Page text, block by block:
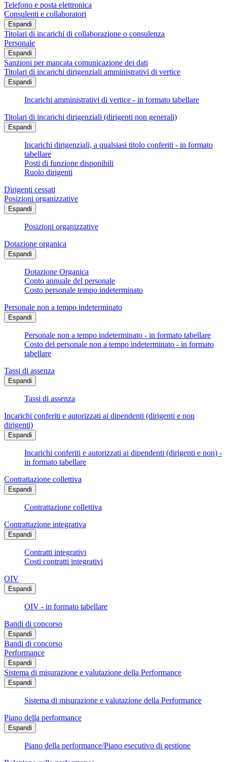
Telefono e posta elettronica
Consulenti e collaboratori
Espandi
Titolari di incarichi di collaborazione o consulenza
Personale
Espandi
Sanzioni per mancata comunicazione dei dati
Titolari di incarichi dirigenziali amministrativi di vertice
Espandi
Incarichi amministrativi di vertice - in formato tabellare
Titolari di incarichi dirigenziali (dirigenti non generali)
Espandi
Incarichi dirigenziali, a qualsiasi titolo conferiti - in formato
tabellare
Posti di funzione disponibili
Ruolo dirigenti
Dirigenti cessati
Posizioni organizzative
Espandi
Posizioni organizzative
Dotazione organica
Espandi
Dotazione Organica
Conto annuale del personale
Costo personale tempo indeterminato
Personale non a tempo indeterminato
Espandi
Personale non a tempo indeterminato - in formato tabellare
Costo del personale non a tempo indeterminato - in formato
tabellare
Tassi di assenza
Espandi
Tassi di assenza
Incarichi conferiti e autorizzati ai dipendenti (dirigenti e non
dirigenti)
Espandi
Incarichi conferiti e autorizzati ai dipendenti (dirigenti e non) -
in formato tabellare
Contrattazione collettiva
Espandi
Contrattazione collettiva
Contrattazione integrativa
Espandi
Contratti integrativi
Costi contratti integrativi
OIV
Espandi
OIV - in formato tabellare
Bandi di concorso
Espandi
Bandi di concorso
Performance
Espandi
Sistema di misurazione e valutazione della Performance
Espandi
Sistema di misurazione e valutazione della Performance
Piano della performance
Espandi
Piano della performance/Piano esecutivo di gestione